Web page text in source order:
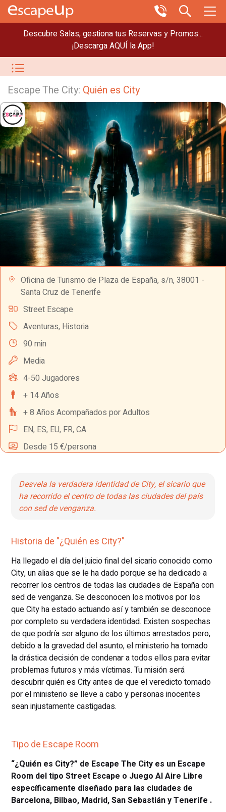
Descubre Salas, gestiona tus Reservas y Promos...
¡Descarga AQUÍ la App!
Escape The City: Quién es City
Oficina de Turismo de Plaza de España, s/n, 38001 -
Santa Cruz de Tenerife
Street Escape
Aventuras, Historia
90 min
Media
4-50 Jugadores
+ 14 Años
+ 8 Años Acompañados por Adultos
EN, ES, EU, FR, CA
Desde 15 €/persona
Desvela la verdadera identidad de City, el sicario que
ha recorrido el centro de todas las ciudades del país
con sed de venganza.
Historia de "¿Quién es City?"
Ha llegado el día del juicio final del sicario conocido como
City, un alias que se le ha dado porque se ha dedicado a
recorrer los centros de todas las ciudades de España con
sed de venganza. Se desconocen los motivos por los
que City ha estado actuando así y también se desconoce
por completo su verdadera identidad. Existen sospechas
de que podría ser alguno de los últimos arrestados pero,
debido a la gravedad del asunto, el ministerio ha tomado
la drástica decisión de condenar a todos ellos para evitar
problemas futuros y más víctimas. Tu misión será
descubrir quién es City antes de que el veredicto tomado
por el ministerio se lleve a cabo y personas inocentes
sean injustamente castigadas.
Tipo de Escape Room
“¿Quién es City?” de Escape The City es un Escape
Room del tipo Street Escape o Juego Al Aire Libre
específicamente diseñado para las ciudades de
Barcelona, Bilbao, Madrid, San Sebastián y Tenerife .